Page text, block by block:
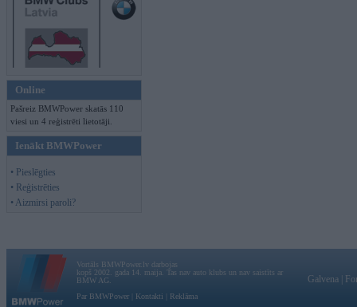
Online
Pašreiz BMWPower skatās 110
viesi un 4 reģistrēti lietotāji.
Ienākt BMWPower
• Pieslēgties
• Reģistrēties
• Aizmirsi paroli?
Vortāls BMWPower.lv darbojas
kopš 2002. gada 14. maija. Tas nav auto klubs un nav saistīts ar
BMW AG.
Par BMWPower
Kontakti Reklāma
Galvena